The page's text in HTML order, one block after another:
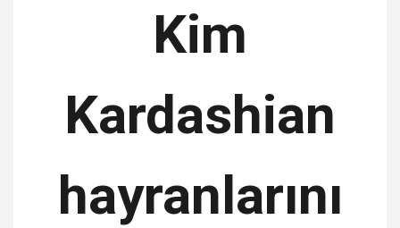
Kim
Kardashian
hayranlarını